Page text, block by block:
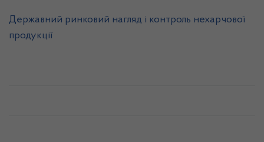
Державний ринковий нагляд і контроль нехарчової
продукції